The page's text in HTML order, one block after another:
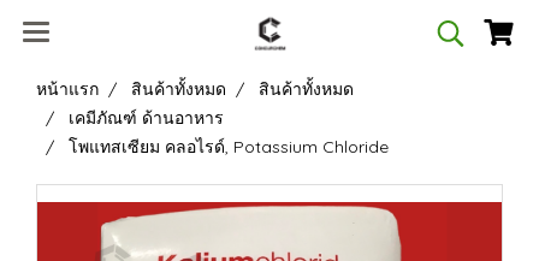
หน้าแรก สินค้าทั้งหมด
สินค้าทั้งหมด
เคมีภัณฑ์ ด้านอาหาร
โพแทสเซียม คลอไรด์, Potassium Chloride